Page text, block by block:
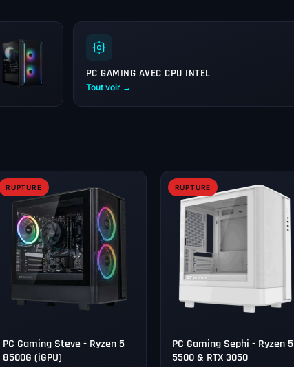
PC GAMING AVEC CPU INTEL
Tout voir →
RUPTURE
PC Gaming Steve - Ryzen 5
8500G (iGPU)
RUPTURE
PC Gaming Sephi - Ryzen 5
5500 & RTX 3050